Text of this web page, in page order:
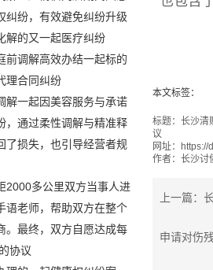
纠纷，有效避免纠纷升级
解的又一起医疗纠纷
前调解高效办结一起标的
理合同纠纷
解一起因美容服务与承诺
，通过柔性调解与精准释
了损失，也引导经营者规
2000多公里双方当事人进
语老师，帮助双方在整个
。最终，双方自愿达成每
协议
本文标签：
标题： 长沙清
议
网址： https://
作者： 长沙讨
上一篇：
申请对伤